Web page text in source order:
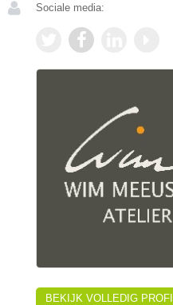
Sociale media:
BEKIJK VOLLEDIG